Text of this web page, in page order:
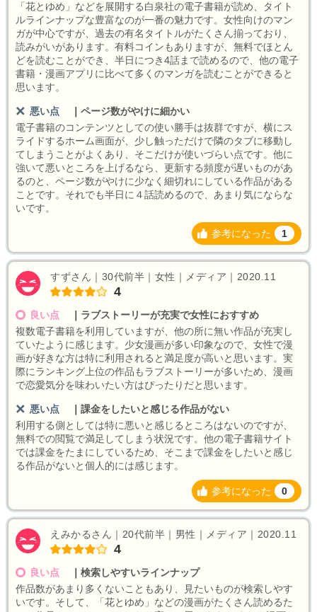
「花とゆめ」などを展開する白泉社の電子書籍が読め、タイト
ルラインナップな豊富なのが一番の魅力です。女性向けのマン
ガが中心ですが、過去の有名タイトルがたくさん揃っており、
読みがいがあります。有料コインもありますが、無料でほとん
どを読むことができ、半日につき4話まで読めるので、他の電子
書籍・漫画アプリに比べて多くのマンガを読むことができると
思います。
悪い点
ページ数がやけに細かい
電子書籍のコンテンツとしての使い勝手は抜群ですが、横にス
ライドするホーム画面が、少し触っただけで隣のタブに移動し
てしまうことがよくあり、そこだけが使いづらい点です。他に
強いて悪いところを上げるなら、更新する頻度が遅いものがあ
るのと、ページ数がやけに少なく細切れにしている作品がある
ことです。それでも半日に４話読めるので、あまり気にならな
いです。
参考になった 1
すずさん｜30代前半｜女性｜メディア｜2020.11
4
良い点
ラブストーリーが充実で女性におすすめ
複数電子書籍を利用していますが、他の所に無い作品が充実し
ていたように感じます。少女漫画が多い印象なので、女性で漫
画が好きな方は特に利用されると満足度が高いと思います。実
際にランキング上位の作品もラブストーリーが多いため、漫画
で恋愛気分を味わいたい方はぴったりだと思います。
悪い点
課金をしたいと感じる作品がない
利用する側としては特に悪いと感じるところはないのですが、
無料での閲覧で満足してしまう状況です。他の電子書籍サイト
では課金をたまにしているため、そこまで課金をしたいと感じ
る作品がないと個人的には感じます。
参考になった 0
えみかるさん｜20代前半｜男性｜メディア｜2020.11
4
良い点
検索しやすいラインナップ
作品数があまり多くないこともあり、見たいものが検索しやす
いです。そして、「花とゆめ」などの漫画がたくさん読めるた